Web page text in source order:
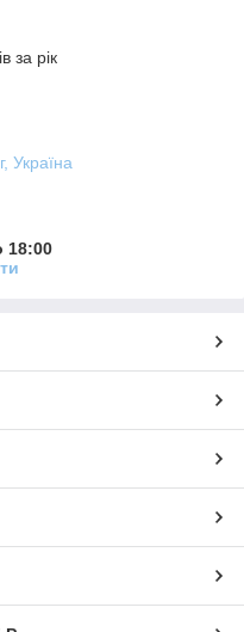
за рік
Україна
18:00